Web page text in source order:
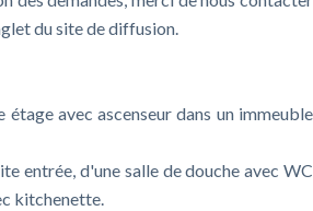
du site de diffusion.
étage avec ascenseur dans un immeuble
entrée, d'une salle de douche avec WC
kitchenette.